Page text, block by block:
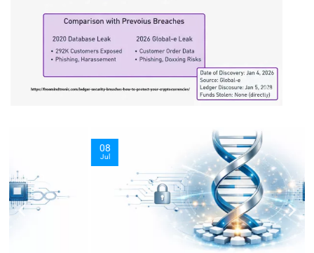
new chapter in Ledger security breaches involving third-
party e-commerce partners.